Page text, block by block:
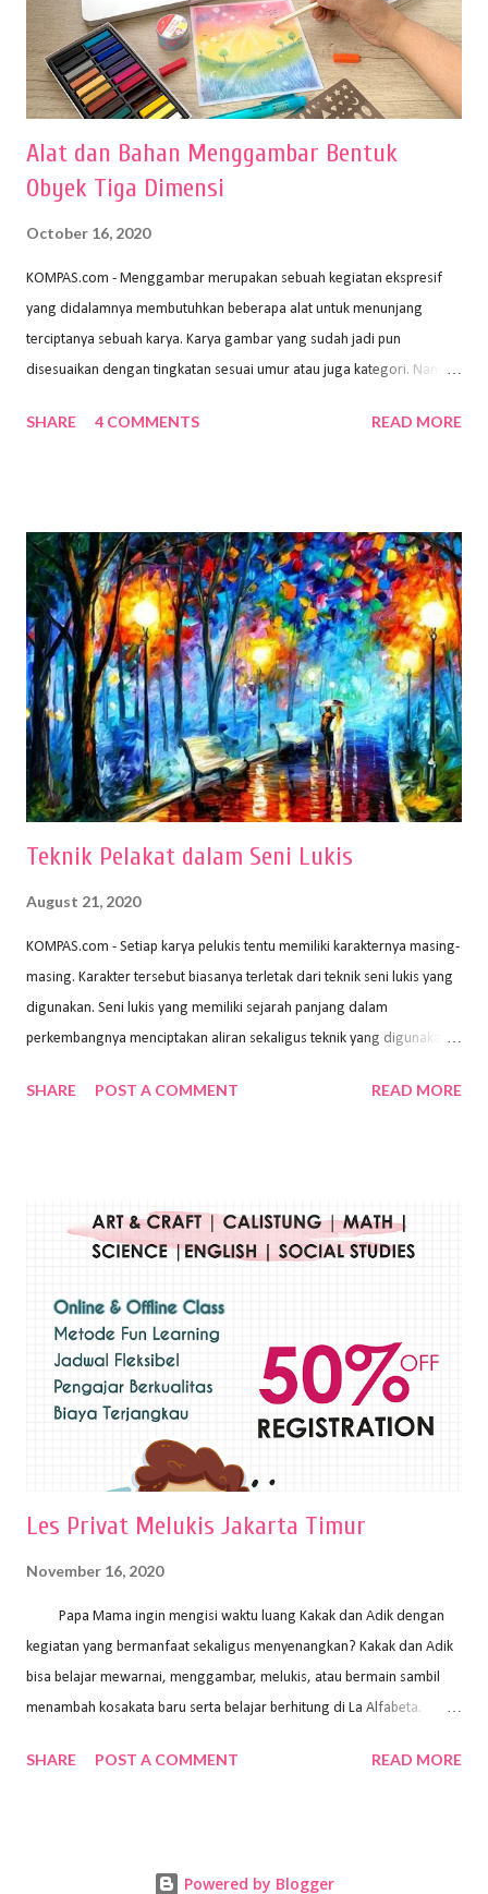
Alat dan Bahan Menggambar Bentuk
Obyek Tiga Dimensi
October 16, 2020
KOMPAS.com - Menggambar merupakan sebuah kegiatan ekspresif
yang didalamnya membutuhkan beberapa alat untuk menunjang
terciptanya sebuah karya. Karya gambar yang sudah jadi pun
disesuaikan dengan tingkatan sesuai umur atau juga kategori. Namun,
sehingga hasilnya bisa dilihat. Peran alat dan bahan sangat
memiliki spesifikasi berbeda sesuai jenisnya. Berikut peralatan
menggambar bentuk: 1. Kertas Gambar Kegiatan menggambar
membutuhkan kertas yang baik agar proses pembuatan gambar lebih
nyaman dan maksimal. Bahan kertas yang baik salah satu syaratnya
adalah tidak mudah sobek, mengingat menggambar merupakan
proses menggores dan menghapus. Kertas adalah bahan yang paling
ideal digunakan untuk menggambar. Dalam menggambar
menggunakan pen...
SHARE 4 COMMENTS READ MORE
Teknik Pelakat dalam Seni Lukis
August 21, 2020
KOMPAS.com - Setiap karya pelukis tentu memiliki karakternya masing-
masing. Karakter tersebut biasanya terletak dari teknik seni lukis yang
digunakan. Seni lukis yang memiliki sejarah panjang dalam
perkembangnya menciptakan aliran sekaligus teknik yang digunakan.
Wayan Kun Adnyana, teknik yang berbeda tentunya akan
menggunakan bahan dasar cat air, cat akrilik, atau cat minyak dengan
sapuan warna cat yang tebal. Dengan memberikan sapuan warna
pelukis untuk menghasilkan lukisan yang mempesona dan tentunya
bernilai tinggi. Ciri teknik plakat Ciri-ciri teknik plakat, yaitu: Sapuan
warna yang kental dan tebal. Hasil lukisan menutupi seluruh bagian
medianya Mem...
SHARE POST A COMMENT READ MORE
Les Privat Melukis Jakarta Timur
November 16, 2020
Papa Mama ingin mengisi waktu luang Kakak dan Adik dengan
kegiatan yang bermanfaat sekaligus menyenangkan? Kakak dan Adik
bisa belajar mewarnai, menggambar, melukis, atau bermain sambil
menambah kosakata baru serta belajar berhitung di La Alfabeta.
kok untuk mengajar dengan metode yang fun, La Alfabeta
SHARE POST A COMMENT READ MORE
Powered by Blogger